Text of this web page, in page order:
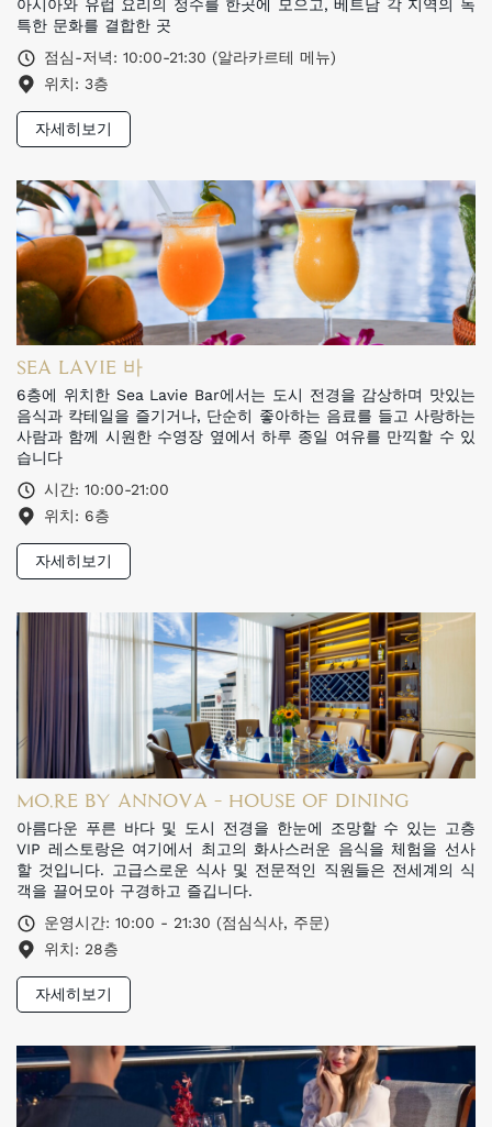
아시아와 유럽 요리의 정수를 한곳에 모으고, 베트남 각 지역의 독
특한 문화를 결합한 곳
점심-저녁: 10:00-21:30 (알라카르테 메뉴)
위치: 3층
자세히보기
SEA LAVIE 바
6층에 위치한 Sea Lavie Bar에서는 도시 전경을 감상하며 맛있는
음식과 칵테일을 즐기거나, 단순히 좋아하는 음료를 들고 사랑하는
사람과 함께 시원한 수영장 옆에서 하루 종일 여유를 만끽할 수 있
습니다
시간: 10:00-21:00
위치: 6층
자세히보기
MO.RE BY ANNOVA - HOUSE OF DINING
아름다운 푸른 바다 및 도시 전경을 한눈에 조망할 수 있는 고층
VIP 레스토랑은 여기에서 최고의 화사스러운 음식을 체험을 선사
할 것입니다. 고급스로운 식사 및 전문적인 직원들은 전세계의 식
객을 끌어모아 구경하고 즐깁니다.
운영시간: 10:00 - 21:30 (점심식사, 주문)
위치: 28층
자세히보기